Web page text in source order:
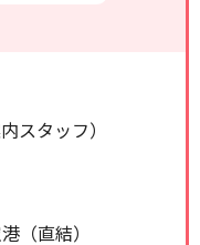
スタッフ）
直結）